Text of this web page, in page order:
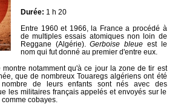
Durée: 1 h 20
Entre 1960 et 1966, la France a procédé à
de multiples essais atomiques non loin de
Reggane (Algérie).Gerboise bleue est le
nom qui fut donné au premier d'entre eux.
montre notamment qu'à ce jour la zone de tir est
que de nombreux Touaregs algériens ont été
de leurs enfants sont nés avec des
les militaires français appelés et envoyés sur le
cobayes.